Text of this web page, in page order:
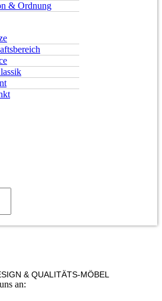
& Ordnung
& QUALITÄTS-MÖBEL
an: